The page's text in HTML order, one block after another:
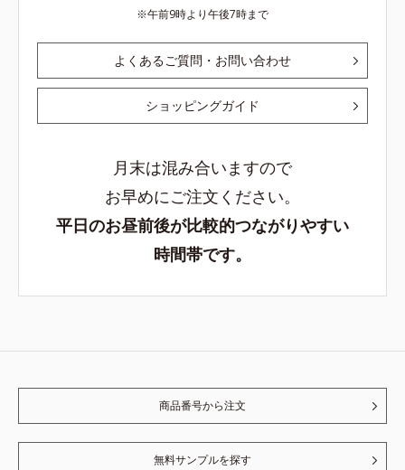
午前9時より午後7時まで
よくあるご質問・お問い合わせ
ショッピングガイド
月末は混み合いますので
お早めにご注文ください。
平日のお昼前後が比較的つながりやすい
時間帯です。
商品番号から注文
無料サンプルを探す